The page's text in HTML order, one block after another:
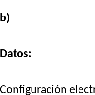
b)
Datos:
Configuración